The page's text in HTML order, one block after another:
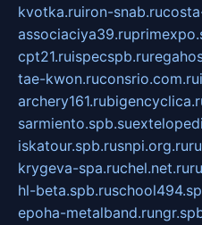
kvotka.ruiron-snab.ru
associaciya39.ru
cpt21.ruispecspb.ru
tae-kwon.ruconsrio.com.ru
archery161.ru
sarmiento.spb.su
iskatour.spb.rusnpi.org.ru
krygeva-spa.ruchel.net.ru
hl-beta.spb.ru
epoha-metalband.ru